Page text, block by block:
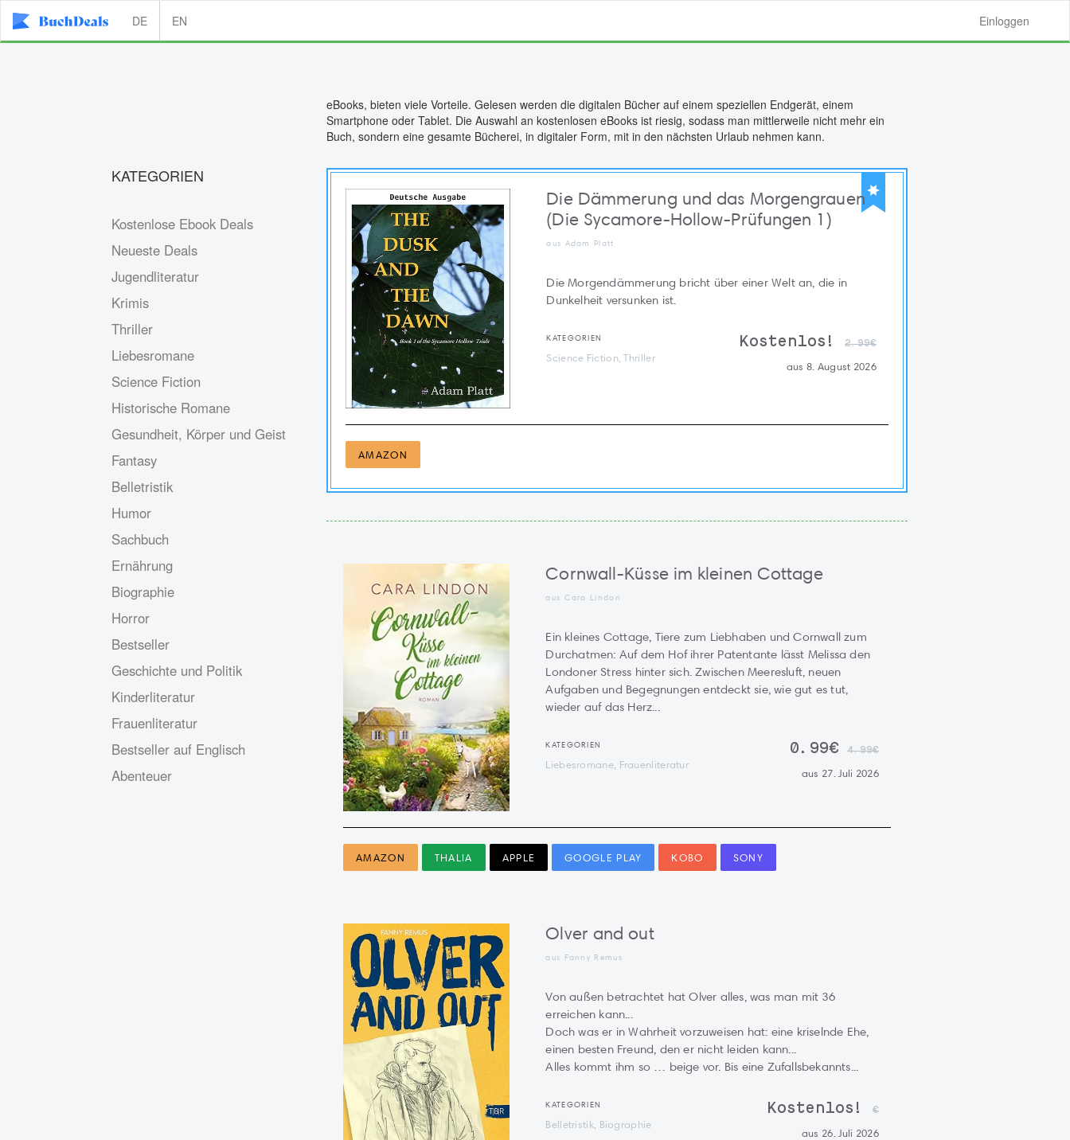
DE EN Einloggen
eBooks, bieten viele Vorteile. Gelesen werden die digitalen Bücher auf einem speziellen Endgerät, einem
Smartphone oder Tablet. Die Auswahl an kostenlosen eBooks ist riesig, sodass man mittlerweile nicht mehr ein
Buch, sondern eine gesamte Bücherei, in digitaler Form, mit in den nächsten Urlaub nehmen kann.
KATEGORIEN
Kostenlose Ebook Deals
Neueste Deals
Jugendliteratur
Krimis
Thriller
Liebesromane
Science Fiction
Historische Romane
Gesundheit, Körper und Geist
Fantasy
Belletristik
Humor
Sachbuch
Ernährung
Biographie
Horror
Bestseller
Geschichte und Politik
Kinderliteratur
Frauenliteratur
Bestseller auf Englisch
Abenteuer
Die Dämmerung und das Morgengrauen
(Die Sycamore-Hollow-Prüfungen 1)
aus Adam Platt
Die Morgendämmerung bricht über einer Welt an, die in
Dunkelheit versunken ist.
KATEGORIEN
Science Fiction, Thriller
Kostenlos! 2.99€
aus 8. August 2026
AMAZON
Cornwall-Küsse im kleinen Cottage
aus Cara Lindon
Ein kleines Cottage, Tiere zum Liebhaben und Cornwall zum
Durchatmen: Auf dem Hof ihrer Patentante lässt Melissa den
Londoner Stress hinter sich. Zwischen Meeresluft, neuen
Aufgaben und Begegnungen entdeckt sie, wie gut es tut,
wieder auf das Herz...
KATEGORIEN
Liebesromane, Frauenliteratur
0.99€ 4.99€
aus 27. Juli 2026
AMAZON THALIA APPLE GOOGLE PLAY KOBO SONY
Olver and out
aus Fanny Remus
Von außen betrachtet hat Olver alles, was man mit 36
erreichen kann...
Doch was er in Wahrheit vorzuweisen hat: eine kriselnde Ehe,
einen besten Freund, den er nicht leiden kann...
Alles kommt ihm so … beige vor. Bis eine Zufallsbekannts...
KATEGORIEN
Belletristik, Biographie
Kostenlos! €
aus 26. Juli 2026